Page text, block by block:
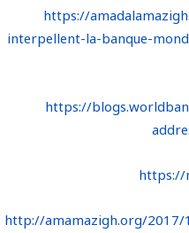
https://
interpellent-la-banque-
https://
https://
http://amamazigh.org/2017/